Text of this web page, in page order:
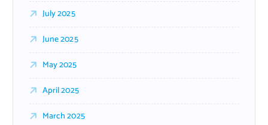
July 2025
June 2025
May 2025
April 2025
March 2025